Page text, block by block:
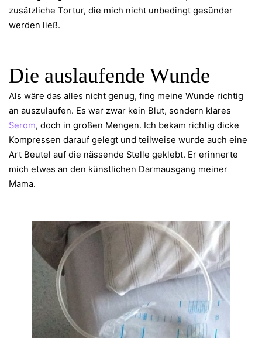
zusätzliche Tortur, die mich nicht unbedingt gesünder
werden ließ.
Die auslaufende Wunde
Als wäre das alles nicht genug, fing meine Wunde richtig
an auszulaufen. Es war zwar kein Blut, sondern klares
Serom, doch in großen Mengen. Ich bekam richtig dicke
Kompressen darauf gelegt und teilweise wurde auch eine
Art Beutel auf die nässende Stelle geklebt. Er erinnerte
mich etwas an den künstlichen Darmausgang meiner
Mama.